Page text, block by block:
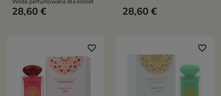
28,60 € 28,60 €
favorite_border favorite_border